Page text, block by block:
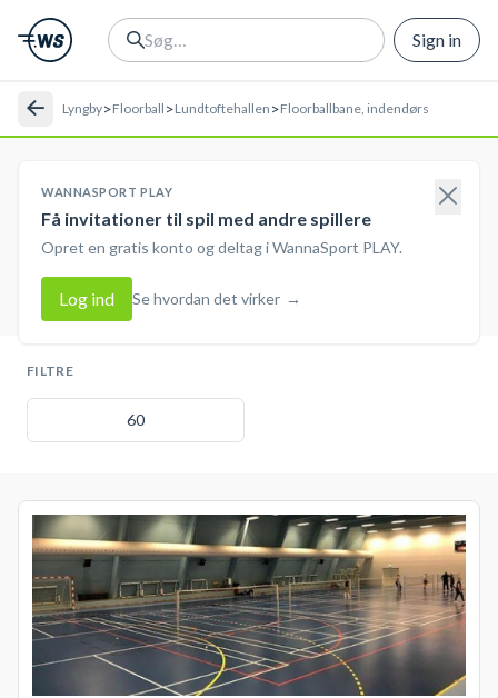
Sign in
Lyngby>Floorball >Lundtoftehallen >Floorballbane, indendørs
WANNASPORT PLAY
Få invitationer til spil med andre spillere
Opret en gratis konto og deltag i WannaSport PLAY.
Log ind Se hvordan det virker →
FILTRE
60